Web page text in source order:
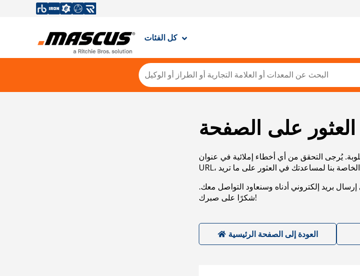
كل الفئات
العثور على الصفحة
يُرجى التحقق من أي أخطاء إملائية في عنوان
بريد إلكتروني أدناه وسنعاود التواصل معك.
شكرًا على صبرك!
العودة إلى الصفحة الرئيسية